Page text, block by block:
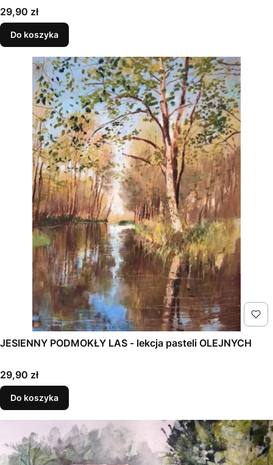
Cena
29,90 zł
Do koszyka
JESIENNY PODMOKŁY LAS - lekcja pasteli OLEJNYCH
Cena
29,90 zł
Do koszyka